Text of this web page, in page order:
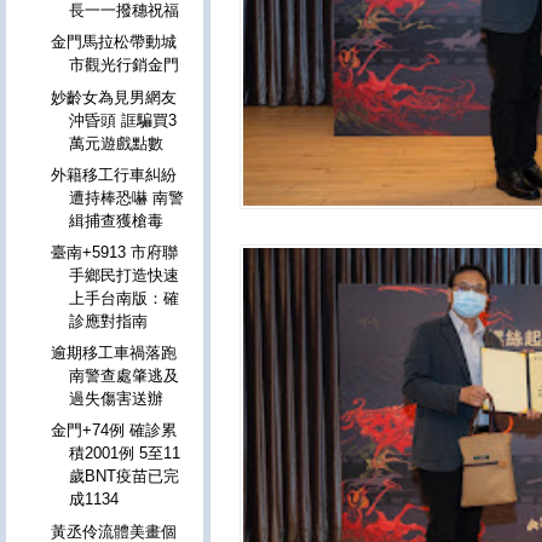
長一一撥穗祝福
金門馬拉松帶動城
市觀光行銷金門
妙齡女為見男網友
沖昏頭 誆騙買3
萬元遊戲點數
外籍移工行車糾紛
遭持棒恐嚇 南警
緝捕查獲槍毒
臺南+5913 市府聯
手鄉民打造快速
上手台南版：確
診應對指南
逾期移工車禍落跑
南警查處肇逃及
過失傷害送辦
金門+74例 確診累
積2001例 5至11
歲BNT疫苗已完
成1134
黃丞伶流體美畫個